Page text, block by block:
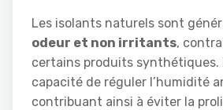
Les isolants naturels sont
odeur et non irritants,
certains produits synthétiques.
capacité de réguler l’humidité
contribuant ainsi à éviter la